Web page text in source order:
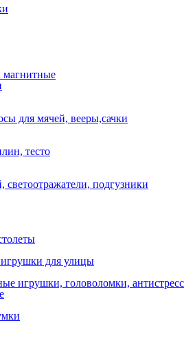
магнитные
для мячей, вееры,сачки
тесто
светоотражатели, подгузники
для улицы
игрушки, головоломки, антистресс